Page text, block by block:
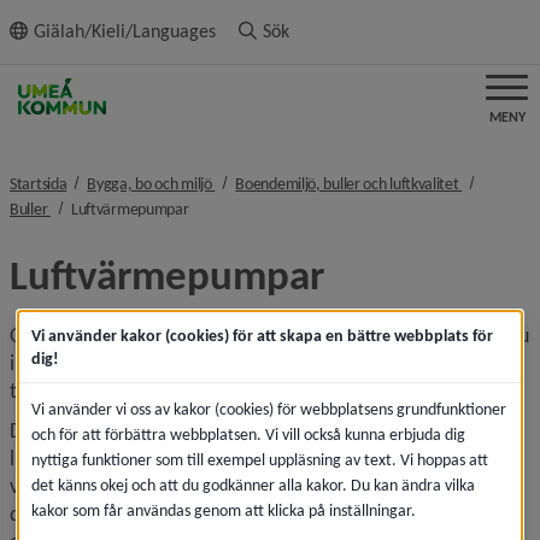
innehållet
Giälah/Kieli/Languages Sök
MENY
Startsida Bygga, bo och miljö nivå i brödsmulenavigeringen
Boendemiljö, buller och luftkvalitet nivå i
Buller nivå i brödsmulenavigeringen
Luftvärmepumparnivå i brödsmulenavigeringen
Luftvärmepumpar
Om du planerar att installera en luftvärmepump behöver du
inte göra någon anmälan, men det finns några saker du bör
tänka på.
Det är vanligt att grannar störs av ljud från
luftvärmepumpar. Det är ditt ansvar som ägare att din
värmepumps­anläggning inte orsakar störningar. Prata med
din granne innan pumpen installeras och ta gärna hjälp av
Vi använder kakor (cookies) för att skapa en bättre webbplats för
dig!
Vi använder vi oss av kakor (cookies) för webbplatsens grundfunktioner
och för att förbättra webbplatsen. Vi vill också kunna erbjuda dig
nyttiga funktioner som till exempel uppläsning av text. Vi hoppas att
det känns okej och att du godkänner alla kakor. Du kan ändra vilka
kakor som får användas genom att klicka på inställningar.